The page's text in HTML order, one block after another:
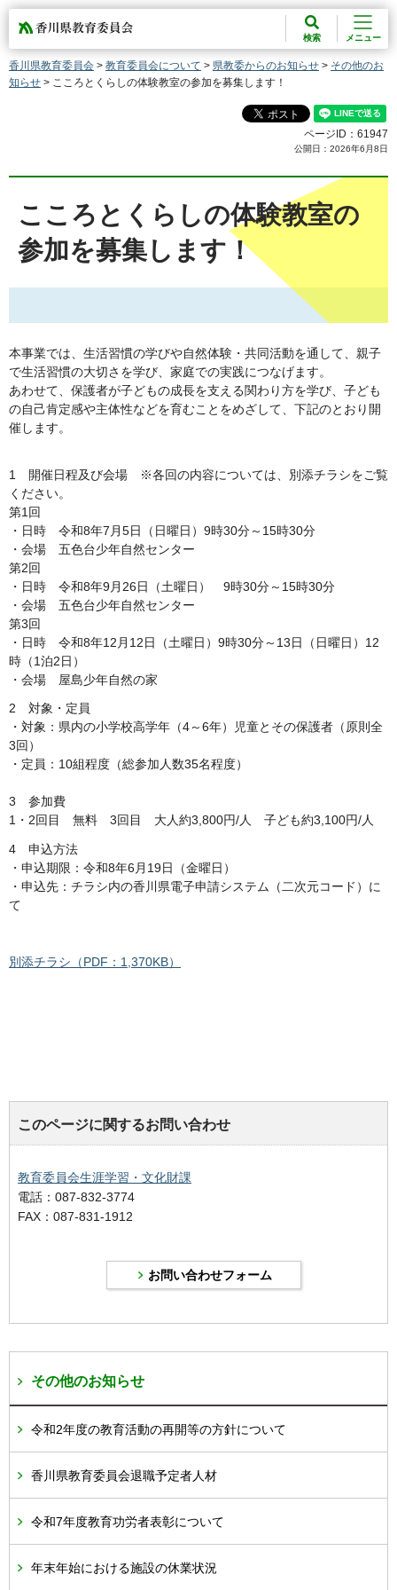
香川県教育委員会
検索 メニュー
香川県教育委員会 > 教育委員会について > 県教委からのお知らせ > その他のお
知らせ > こころとくらしの体験教室の参加を募集します！
ページID：61947
公開日：2026年6月8日
こころとくらしの体験教室の
参加を募集します！
本事業では、生活習慣の学びや自然体験・共同活動を通して、親子
で生活習慣の大切さを学び、家庭での実践につなげます。
あわせて、保護者が子どもの成長を支える関わり方を学び、子ども
の自己肯定感や主体性などを育むことをめざして、下記のとおり開
催します。
1 開催日程及び会場 ※各回の内容については、別添チラシをご覧
ください。
第1回
・日時 令和8年7月5日（日曜日）9時30分～15時30分
・会場 五色台少年自然センター
第2回
・日時 令和8年9月26日（土曜日） 9時30分～15時30分
・会場 五色台少年自然センター
第3回
・日時 令和8年12月12日（土曜日）9時30分～13日（日曜日）12
時（1泊2日）
・会場 屋島少年自然の家
2 対象・定員
・対象：県内の小学校高学年（4～6年）児童とその保護者（原則全
3回）
・定員：10組程度（総参加人数35名程度）
3 参加費
1・2回目 無料 3回目 大人約3,800円/人 子ども約3,100円/人
4 申込方法
・申込期限：令和8年6月19日（金曜日）
・申込先：チラシ内の香川県電子申請システム（二次元コード）に
て
別添チラシ（PDF：1,370KB）
このページに関するお問い合わせ
教育委員会生涯学習・文化財課
電話：087-832-3774
FAX：087-831-1912
その他のお知らせ
令和2年度の教育活動の再開等の方針について
香川県教育委員会退職予定者人材
令和7年度教育功労者表彰について
年末年始における施設の休業状況